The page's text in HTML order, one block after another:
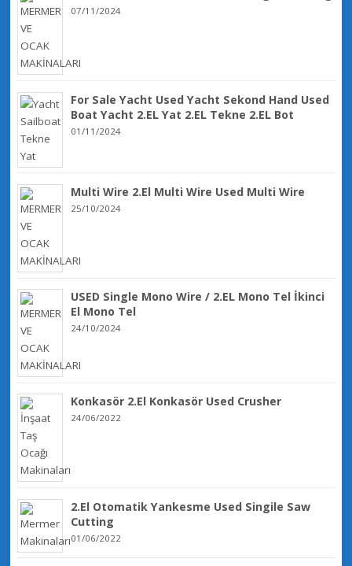
07/11/2024
For Sale Yacht Used Yacht Sekond Hand Used
Boat Yacht 2.EL Yat 2.EL Tekne 2.EL Bot
01/11/2024
Multi Wire 2.El Multi Wire Used Multi Wire
25/10/2024
USED Single Mono Wire / 2.EL Mono Tel İkinci
El Mono Tel
24/10/2024
Konkasör 2.El Konkasör Used Crusher
24/06/2022
2.El Otomatik Yankesme Used Singile Saw
Cutting
01/06/2022